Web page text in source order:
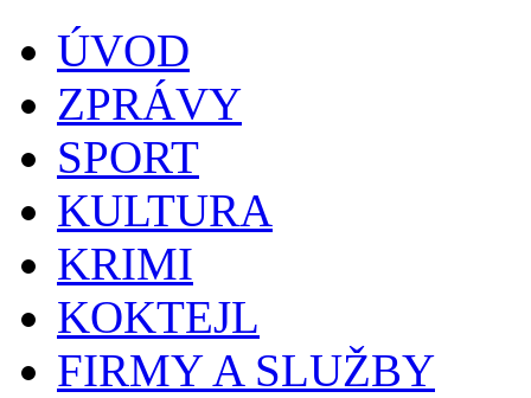
ÚVOD
ZPRÁVY
SPORT
KULTURA
KRIMI
KOKTEJL
FIRMY A SLUŽBY